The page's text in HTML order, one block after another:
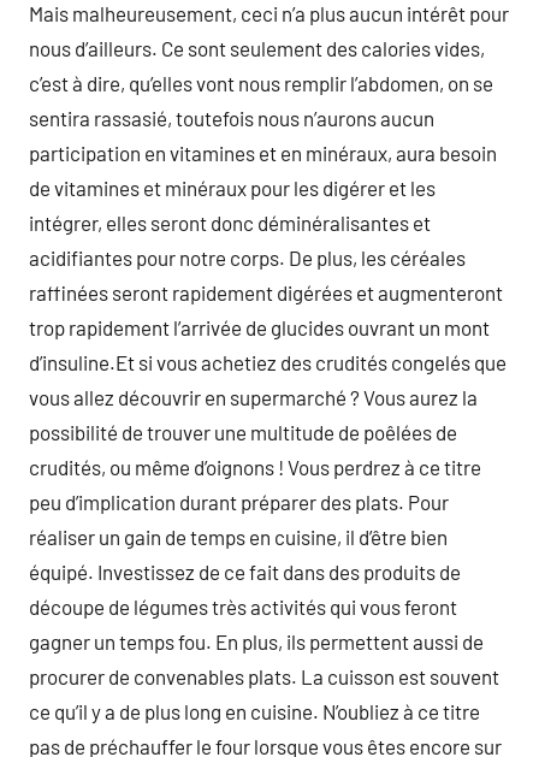
Mais malheureusement, ceci n’a plus aucun intérêt pour
nous d’ailleurs. Ce sont seulement des calories vides,
c’est à dire, qu’elles vont nous remplir l’abdomen, on se
sentira rassasié, toutefois nous n’aurons aucun
participation en vitamines et en minéraux, aura besoin
de vitamines et minéraux pour les digérer et les
intégrer, elles seront donc déminéralisantes et
acidifiantes pour notre corps. De plus, les céréales
raffinées seront rapidement digérées et augmenteront
trop rapidement l’arrivée de glucides ouvrant un mont
d’insuline.Et si vous achetiez des crudités congelés que
vous allez découvrir en supermarché ? Vous aurez la
possibilité de trouver une multitude de poêlées de
crudités, ou même d’oignons ! Vous perdrez à ce titre
peu d’implication durant préparer des plats. Pour
réaliser un gain de temps en cuisine, il d’être bien
équipé. Investissez de ce fait dans des produits de
découpe de légumes très activités qui vous feront
gagner un temps fou. En plus, ils permettent aussi de
procurer de convenables plats. La cuisson est souvent
ce qu’il y a de plus long en cuisine. N’oubliez à ce titre
pas de préchauffer le four lorsque vous êtes encore sur